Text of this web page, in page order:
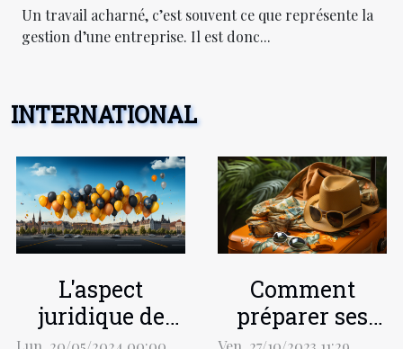
Un travail acharné, c’est souvent ce que représente la
gestion d’une entreprise. Il est donc...
INTERNATIONAL
L'aspect
juridique de
Comment
préparer ses